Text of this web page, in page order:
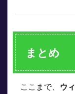
まとめ
ここまで、
ウ